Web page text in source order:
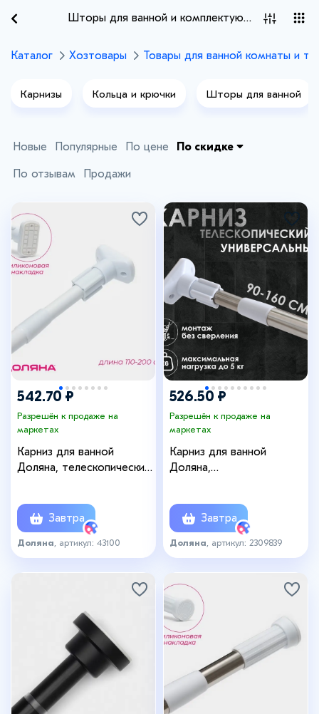
Шторы для ванной и комплектующие
Каталог Хозтовары Товары для ванной комнаты и
Карнизы Кольца и крючки Шторы для ванной
Новые Популярные По цене По скидке
По отзывам Продажи
542.70 ₽
Разрешён к продаже на
маркетах
Карниз для ванной
Доляна, телескопический,
Завтра
Доляна , артикул: 43100
526.50 ₽
Разрешён к продаже на
маркетах
Карниз для ванной
Доляна,
цвет серый
Завтра
Доляна , артикул: 2309839